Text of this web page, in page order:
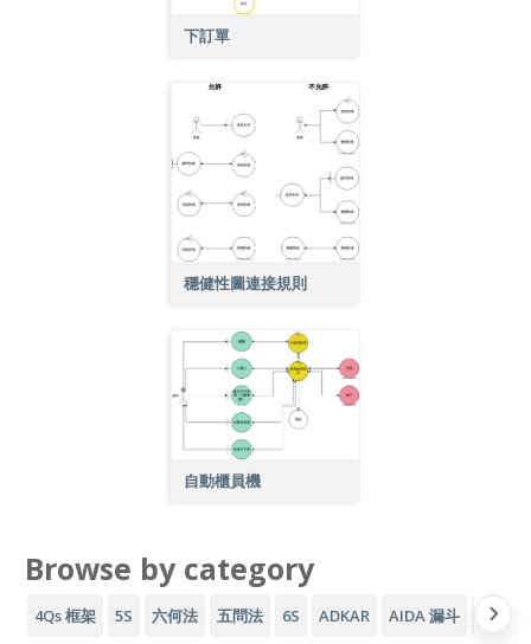
下訂單
穩健性圖連接規則
自動櫃員機
Browse by category
4Qs 框架 5S 六何法 五問法 6S ADKAR AIDA 漏斗 AWS